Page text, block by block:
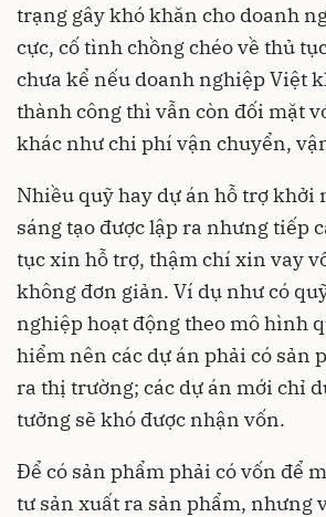
trạng gây khó khăn cho doanh
cực, cố tình chồng chéo về thủ
chưa kể nếu doanh nghiệp Việt
thành công thì vẫn còn đối mặt
khác như chi phí vận chuyển,
Nhiều quỹ hay dự án hỗ trợ khởi
sáng tạo được lập ra nhưng tiếp
tục xin hỗ trợ, thậm chí xin vay
không đơn giản. Ví dụ như có
nghiệp hoạt động theo mô hình
hiểm nên các dự án phải có sản
ra thị trường; các dự án mới chỉ
tưởng sẽ khó được nhận vốn.
Để có sản phẩm phải có vốn để
tư sản xuất ra sản phẩm, nhưng